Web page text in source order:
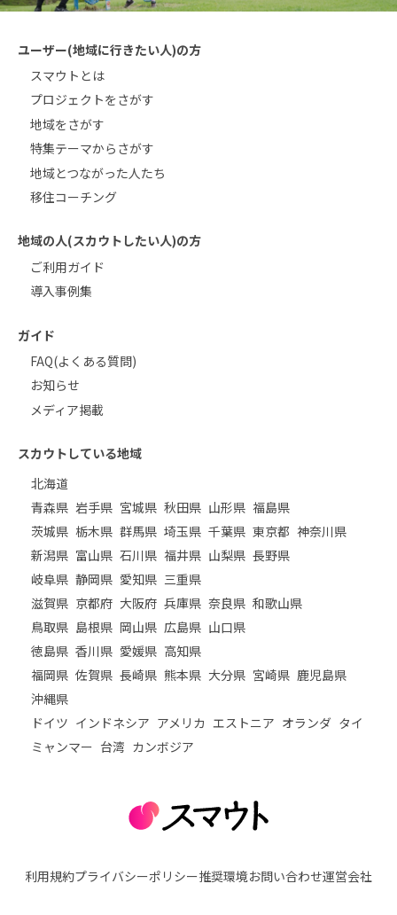
ユーザー(地域に行きたい人)の方
スマウトとは
プロジェクトをさがす
地域をさがす
特集テーマからさがす
地域とつながった人たち
移住コーチング
地域の人(スカウトしたい人)の方
ご利用ガイド
導入事例集
ガイド
FAQ(よくある質問)
お知らせ
メディア掲載
スカウトしている地域
北海道
青森県 岩手県 宮城県 秋田県 山形県 福島県
茨城県 栃木県 群馬県 埼玉県 千葉県 東京都 神奈川県
新潟県 富山県 石川県 福井県 山梨県 長野県
岐阜県 静岡県 愛知県 三重県
滋賀県 京都府 大阪府 兵庫県 奈良県 和歌山県
鳥取県 島根県 岡山県 広島県 山口県
徳島県 香川県 愛媛県 高知県
福岡県 佐賀県 長崎県 熊本県 大分県 宮崎県 鹿児島県
沖縄県
ドイツ インドネシア アメリカ エストニア オランダ タイ
ミャンマー 台湾 カンボジア
利用規約プライバシーポリシー推奨環境お問い合わせ運営会社